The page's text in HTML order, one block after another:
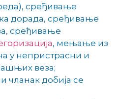
сређивање
дорада, сређивање
сређивање
, мењање из
у непристрасни и
веза;
чланак добија се